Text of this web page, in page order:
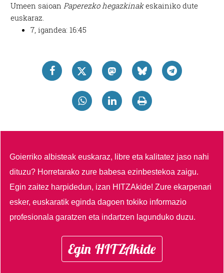
Umeen saioanPaperezko hegazkinakeskainiko dute
euskaraz.
7, igandea: 16:45
Goierriko albisteak euskaraz, libre eta kalitatez jaso nahi
dituzu? Horretarako zure babesa ezinbestekoa zaigu.
Egin zaitez harpidedun, izan HITZAkide!Zure ekarpenari
esker, euskaratik eginda dagoen tokiko informazio
profesionala garatzen eta indartzen lagunduko duzu.
Egin HITZAkide